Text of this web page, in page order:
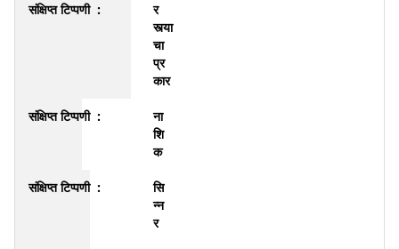
र
स्त्या
चा
प्र
कार
ना
शि
क
सि
न्न
र